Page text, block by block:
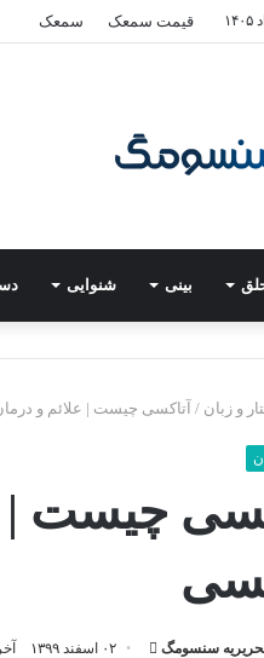
قیمت سمعک سمعک
بینی شنوایی
و زبان / آتاکسی چیست | علائم و
چیست |
سنسومگ
ارسال۰۲ اسفند ۱۳۹۹